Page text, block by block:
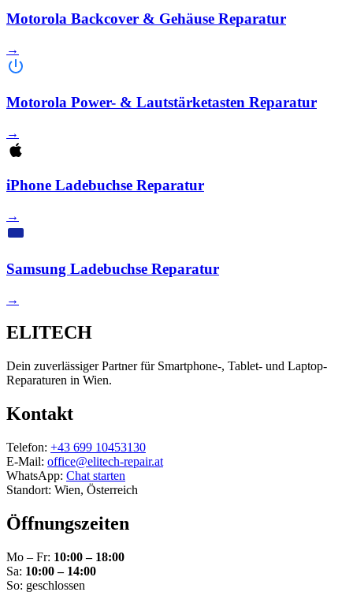
Motorola Backcover & Gehäuse Reparatur
→
Motorola Power- & Lautstärketasten Reparatur
→
iPhone Ladebuchse Reparatur
→
Samsung Ladebuchse Reparatur
→
ELITECH
Dein zuverlässiger Partner für Smartphone-, Tablet- und Laptop-
Reparaturen in Wien.
Kontakt
Telefon: +43 699 10453130
E-Mail: office@elitech-repair.at
WhatsApp: Chat starten
Standort: Wien, Österreich
Öffnungszeiten
Mo – Fr: 10:00 – 18:00
Sa: 10:00 – 14:00
So: geschlossen